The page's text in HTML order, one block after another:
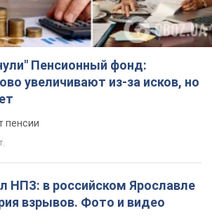
Пенсионный фонд:
увеличивают из-за исков, но
пенсии
НПЗ: в российском Ярославле
взрывов. Фото и видео